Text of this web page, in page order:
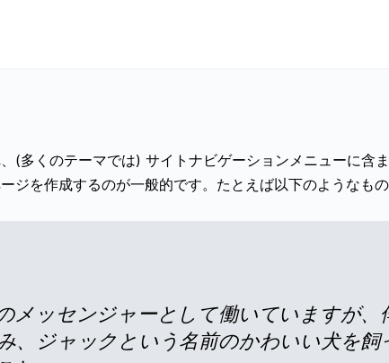
(多くのテーマでは) サイトナビゲーションメニューに含
ジを作成するのが一般的です。たとえば以下のようなもの
メッセンジャーとして働いていますが
、ジャックという名前のかわいい犬を